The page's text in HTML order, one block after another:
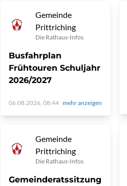
Gemeinde
Prittriching
Die Rathaus-Infos
Busfahrplan
Frühtouren Schuljahr
2026/2027
06.08.2026, 08:44 mehr anzeigen
Gemeinde
Prittriching
Die Rathaus-Infos
Gemeinderatssitzung